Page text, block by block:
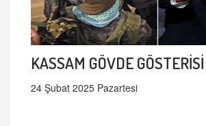
KASSAM GÖVDE
24 Şubat 2025 Pazartesi